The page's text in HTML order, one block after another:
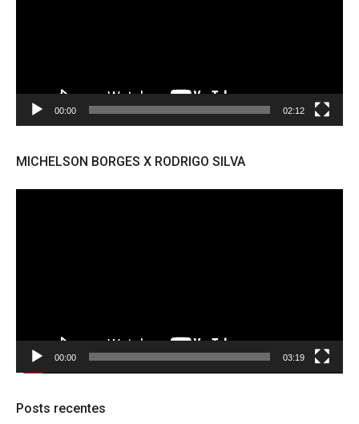
00:00 02:12
MICHELSON BORGES X RODRIGO SILVA
00:00 03:19
Posts recentes